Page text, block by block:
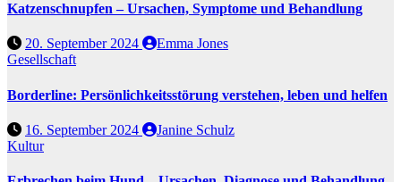
Katzenschnupfen – Ursachen, Symptome und Behandlung
20. September 2024
Emma Jones
Gesellschaft
Borderline: Persönlichkeitsstörung verstehen, leben und helfen
16. September 2024
Janine Schulz
Kultur